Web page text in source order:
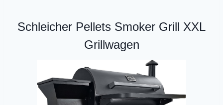
Schleicher Pellets Smoker Grill XXL
Grillwagen